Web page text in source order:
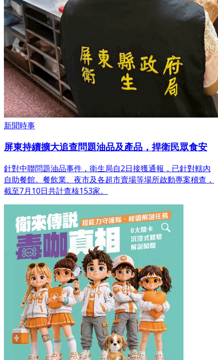
新聞時事
屏東持續擴大追查問題油品及產品，捍衛民眾食安
針對中聯問題油品事件，衛生局自2日接獲通報，已針對轄內
自助餐館。餐飲業、夜市及各超市賣場等場所啟動專案稽查，
截至7月10日共計查核153家。